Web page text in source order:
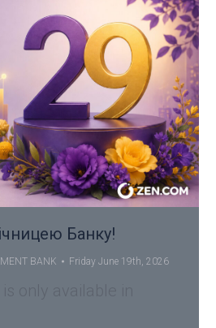
Банку!
BANK Friday June 19th, 2026